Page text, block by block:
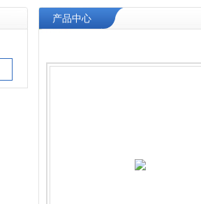
产品中心